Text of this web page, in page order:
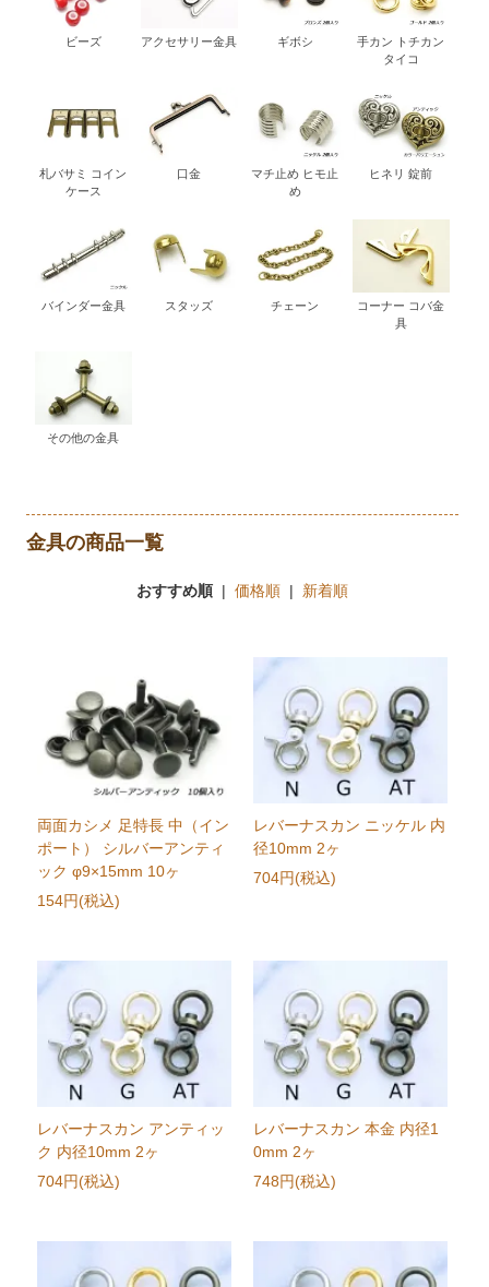
ビーズ アクセサリー金具 ギボシ
手カン トチカン
タイコ
札バサミ コイン
ケース
口金
マチ止め ヒモ止
め
ヒネリ 錠前
バインダー金具 スタッズ チェーン
コーナー コバ金
具
その他の金具
金具の商品一覧
おすすめ順| 価格順| 新着順
両面カシメ 足特長 中（イン
ポート） シルバーアンティ
ック φ9×15mm 10ヶ
154円(税込)
レバーナスカン ニッケル 内
径10mm 2ヶ
704円(税込)
レバーナスカン アンティッ
ク 内径10mm 2ヶ
704円(税込)
レバーナスカン 本金 内径1
0mm 2ヶ
748円(税込)